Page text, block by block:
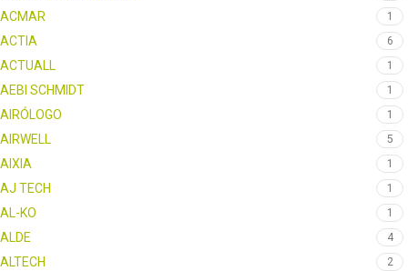
ACMAR 1
ACTIA 6
ACTUALL 1
AEBI SCHMIDT 1
AIRÓLOGO 1
AIRWELL 5
AIXIA 1
AJ TECH 1
AL-KO 1
ALDE 4
ALTECH 2